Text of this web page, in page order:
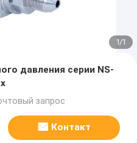
1/1
давления серии NS-
запрос
Контакт